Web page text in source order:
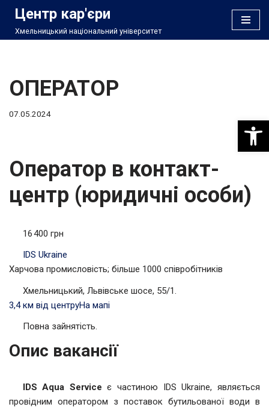
Перейти
Центр кар'єри
Хмельницький національний університет
ОПЕРАТОР
07.05.2024
Оператор в контакт-
центр (юридичні особи)
16 400 грн
IDS Ukraine
Харчова промисловість; більше 1000 співробітників
Хмельницький, Львівське шосе, 55/1.
3,4 км від центруНа мапі
Повна зайнятість.
Опис вакансії
IDSAqua Service є частиною IDS Ukraine, являється
провідним оператором з поставок бутильованої води в